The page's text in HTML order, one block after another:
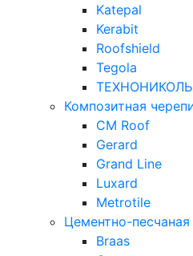
Katepal
Kerabit
Roofshield
Tegola
ТЕХНОНИКОЛЬ
Композитная
CM Roof
Gerard
Grand Line
Luxard
Metrotile
Цементно-
Braas